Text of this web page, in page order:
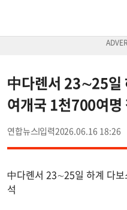
中다롄서 23∼25
여개국 1천700여명
연합뉴스 2026.06.16 18:26
中다롄서 23∼25일 하계 다
석